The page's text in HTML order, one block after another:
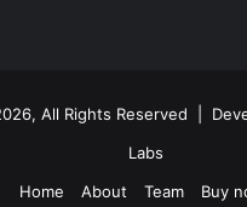
All Rights Reserved |
Labs
Home
About Team Buy